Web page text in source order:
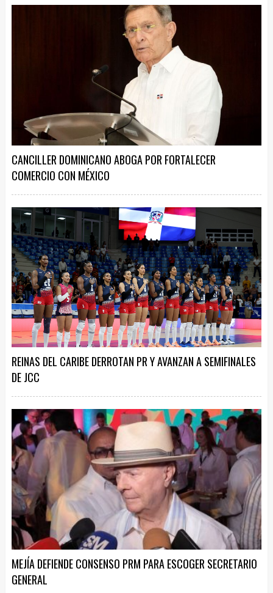
CANCILLER DOMINICANO ABOGA POR FORTALECER
COMERCIO CON MÉXICO
REINAS DEL CARIBE DERROTAN PR Y AVANZAN A SEMIFINALES
DE JCC
MEJÍA DEFIENDE CONSENSO PRM PARA ESCOGER SECRETARIO
GENERAL